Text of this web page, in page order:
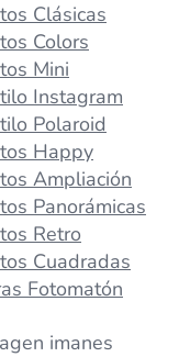
Clásicas
Colors
Mini
Instagram
Polaroid
Happy
Ampliación
Panorámicas
Retro
Cuadradas
Fotomatón
imanes